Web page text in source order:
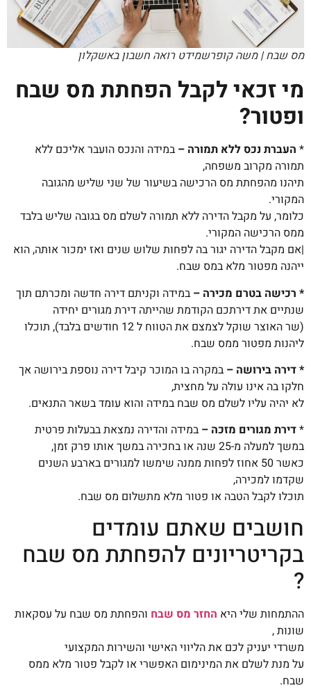
מס שבח | משה קופרשמידט רואה חשבון באשקלון
מי זכאי לקבל הפחתת מס שבח
ופטור?
* העברת נכס ללא תמורה – במידה והנכס הועבר אליכם ללא
תמורה מקרוב משפחה,
תיהנו מהפחתת מס הרכישה בשיעור של שני שליש מהגובה
המקורי.
כלומר, על מקבל הדירה ללא תמורה לשלם מס בגובה שליש בלבד
ממס הרכישה המקורי.
|אם מקבל הדירה יגור בה לפחות שלוש שנים ואז ימכור אותה, הוא
ייהנה מפטור מלא במס שבח.
* רכישה בטרם מכירה – במידה וקניתם דירה חדשה ומכרתם תוך
שנתיים את דירתכם הקודמת שהייתה דירת מגורים יחידה
(שר האוצר שוקל לצמצם את הטווח ל 12 חודשים בלבד), תוכלו
ליהנות מפטור ממס שבח.
*דירה בירושה – במקרה בו המוכר קיבל דירה נוספת בירושה אך
חלקו בה אינו עולה על מחצית,
לא יהיה עליו לשלם מס שבח במידה והוא עומד בשאר התנאים.
*דירת מגורים מזכה – במידה והדירה נמצאת בבעלות פרטית
במשך למעלה מ-25 שנה או בחכירה במשך אותו פרק זמן,
כאשר 50 אחוז לפחות ממנה שימשו למגורים בארבע השנים
שקדמו למכירה,
תוכלו לקבל הטבה או פטור מלא מתשלום מס שבח.
חושבים שאתם עומדים
בקריטריונים להפחתת מס שבח
?
ההתמחות שלי היא החזר מס שבח והפחתת מס שבח על עסקאות
שונות ,
משרדי יעניק לכם את הליווי האישי והשירות המקצועי
על מנת לשלם את המינימום האפשרי או לקבל פטור מלא ממס
שבח.